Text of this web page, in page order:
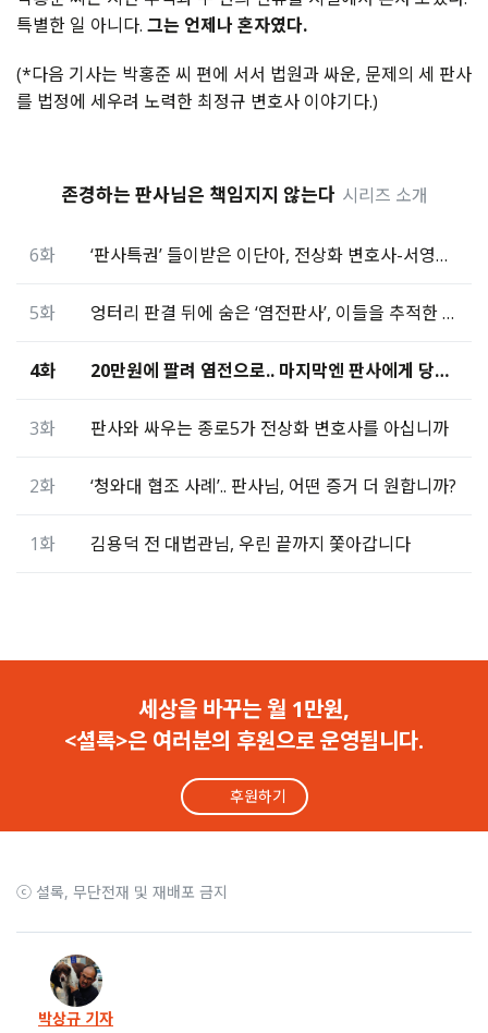
특별한 일 아니다. 그는 언제나 혼자였다.
(*다음 기사는 박홍준 씨 편에 서서 법원과 싸운, 문제의 세 판사
를 법정에 세우려 노력한 최정규 변호사 이야기다.)
존경하는 판사님은 책임지지 않는다 시리즈 소개
6화 ‘판사특권’ 들이받은 이단아, 전상화 변호사-서영효 판사
5화 엉터리 판결 뒤에 숨은 ‘염전판사’, 이들을 추적한 변호사
4화 20만원에 팔려 염전으로.. 마지막엔 판사에게 당했다
3화 판사와 싸우는 종로5가 전상화 변호사를 아십니까
2화 ‘청와대 협조 사례’.. 판사님, 어떤 증거 더 원합니까?
1화 김용덕 전 대법관님, 우린 끝까지 쫓아갑니다
세상을 바꾸는 월 1만원,
<셜록>은 여러분의 후원으로 운영됩니다.
후원하기
ⓒ 셜록, 무단전재 및 재배포 금지
박상규 기자